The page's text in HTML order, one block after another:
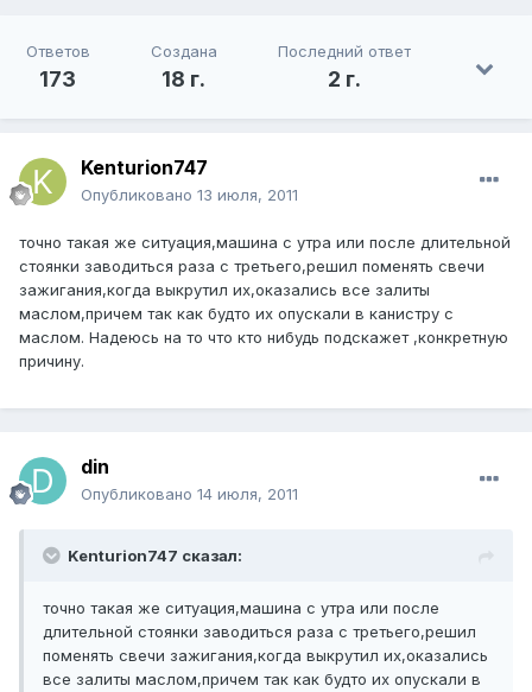
Ответов
173
Создана
18 г.
Последний ответ
2 г.
Kenturion747
Опубликовано 13 июля, 2011
точно такая же ситуация,машина с утра или после длительной
стоянки заводиться раза с третьего,решил поменять свечи
зажигания,когда выкрутил их,оказались все залиты
маслом,причем так как будто их опускали в канистру с
маслом. Надеюсь на то что кто нибудь подскажет ,конкретную
причину.
din
Опубликовано 14 июля, 2011
Kenturion747 сказал:
точно такая же ситуация,машина с утра или после
длительной стоянки заводиться раза с третьего,решил
поменять свечи зажигания,когда выкрутил их,оказались
все залиты маслом,причем так как будто их опускали в